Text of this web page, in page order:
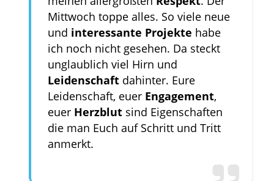
Mittwoch toppe alles. So viele neue
und interessante Projekte habe
ich noch nicht gesehen. Da steckt
unglaublich viel Hirn und
Leidenschaftdahinter. Eure
Leidenschaft, euer Engagement,
euer Herzblutsind Eigenschaften
die man Euch auf Schritt und Tritt
anmerkt.